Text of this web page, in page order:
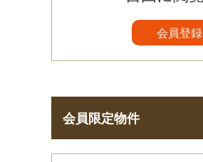
会員登
会員限定物件